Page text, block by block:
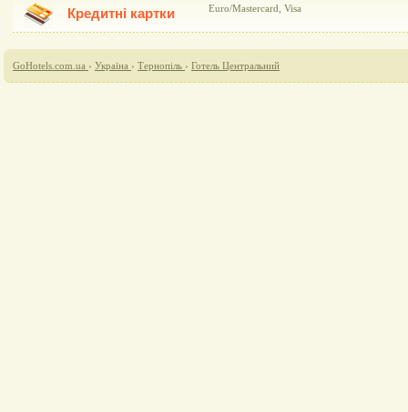
Кредитні картки Euro/Mastercard, Visa
GoHotels.com.ua › Україна › Тернопіль › Готель Центральний